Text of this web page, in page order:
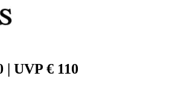
| UVP € 110